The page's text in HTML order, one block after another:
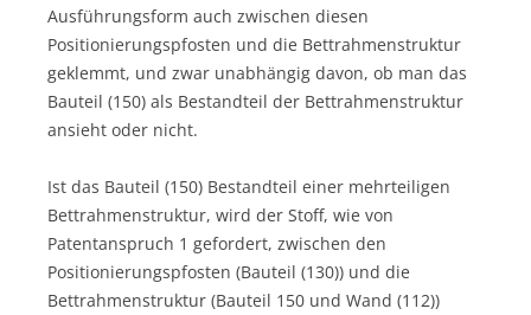
Ausführungsform auch zwischen diesen
Positionierungspfosten und die Bettrahmenstruktur
geklemmt, und zwar unabhängig davon, ob man das
Bauteil (150) als Bestandteil der Bettrahmenstruktur
ansieht oder nicht.
Ist das Bauteil (150) Bestandteil einer mehrteiligen
Bettrahmenstruktur, wird der Stoff, wie von
Patentanspruch 1 gefordert, zwischen den
Positionierungspfosten (Bauteil (130)) und die
Bettrahmenstruktur (Bauteil 150 und Wand (112))